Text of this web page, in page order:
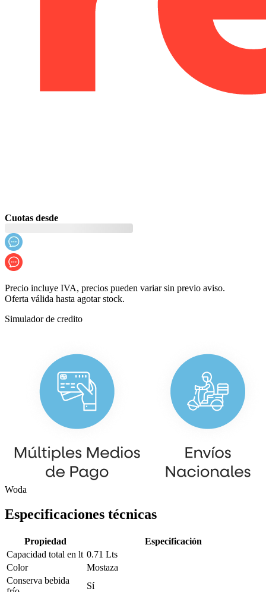
Cuotas desde
Precio incluye IVA, precios pueden variar sin previo aviso.
Oferta válida hasta agotar stock.
Simulador de credito
Woda
Especificaciones técnicas
Propiedad
Especificación
Capacidad total en lt 0.71 Lts
Color
Mostaza
Conserva bebida
Sí